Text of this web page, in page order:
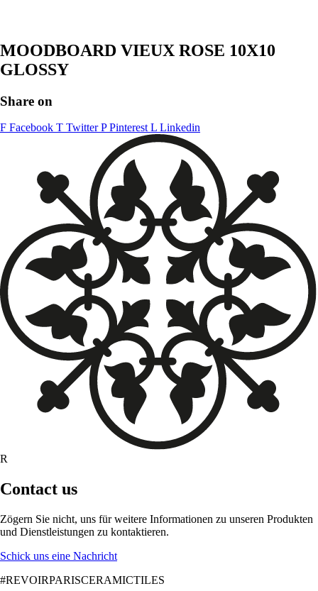
MOODBOARD VIEUX ROSE 10X10
GLOSSY
Share on
F Facebook T Twitter P Pinterest L Linkedin
R
Contact us
Zögern Sie nicht, uns für weitere Informationen zu unseren Produkten
und Dienstleistungen zu kontaktieren.
Schick uns eine Nachricht
#REVOIRPARISCERAMICTILES